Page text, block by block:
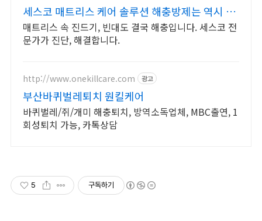
세스코 매트리스 케어 솔루션 해충방제는 역시 세
스코
매트리스 속 진드기, 빈대도 결국 해충입니다. 세스코 전
문가가 진단, 해결합니다.
http://www.onekillcare.com 광고
부산바퀴벌레퇴치 원킬케어
바퀴벌레/쥐/개미 해충퇴치, 방역소독업체, MBC출연, 1
회성퇴치 가능, 카톡상담
5 구독하기